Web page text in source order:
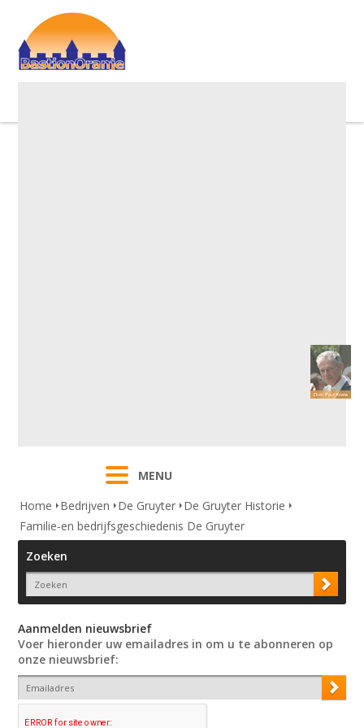
MENU
Home
Bedrijven De Gruyter De Gruyter Historie
Familie-en bedrijfsgeschiedenis De Gruyter
Zoeken
Aanmelden nieuwsbrief
Voer hieronder uw emailadres in om u te abonneren op
onze nieuwsbrief: